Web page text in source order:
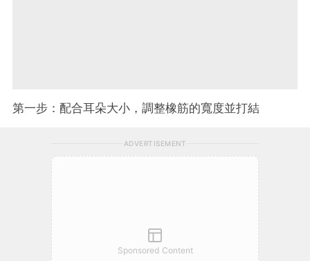
第一步：配合耳朵大小，調整橡筋的寬度並打結
ADVERTISEMENT
Sponsored Content